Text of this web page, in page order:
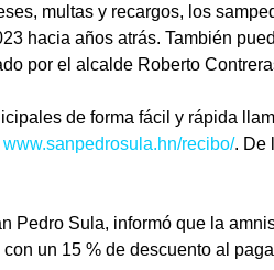
multas y recargos, los
hacia años atrás. También
por el alcalde Roberto
de forma fácil y rápida
www.sanpedrosula.hn/recibo/. De
Pedro Sula, informó que la
un 15 % de descuento al